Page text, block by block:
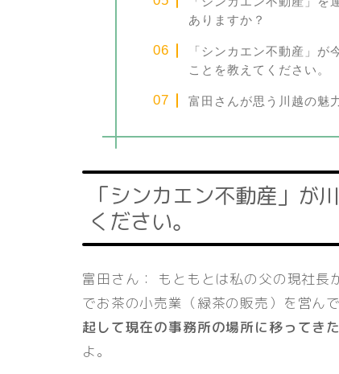
ありますか？
「シンカエン不動産」
ことを教えてください。
富田さんが思う川越の魅
「シンカエン不動産」が
ください。
富田さん： もともとは私の父の現社長
でお茶の小売業（緑茶の販売）を営んで
起して現在の事務所の場所に移ってきた
よ。